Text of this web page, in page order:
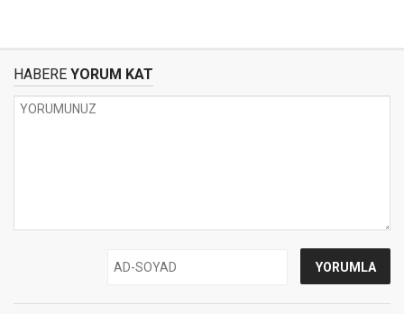
HABERE YORUM KAT